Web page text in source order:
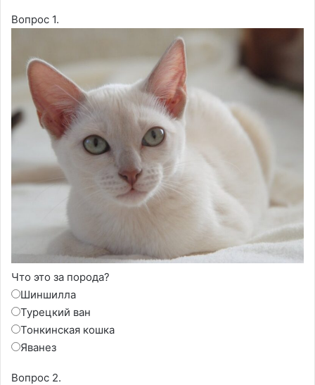
Вопрос 1.
Что это за порода?
Шиншилла
Турецкий ван
Тонкинская кошка
Яванез
Вопрос 2.